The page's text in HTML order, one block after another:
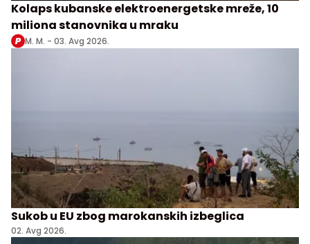
Kolaps kubanske elektroenergetske mreže, 10
miliona stanovnika u mraku
M. M. - 03. Avg 2026.
Sukob u EU zbog marokanskih izbeglica
02. Avg 2026.